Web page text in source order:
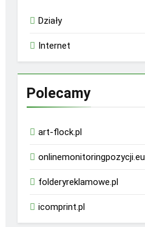
Działy
Internet
Polecamy
art-flock.pl
onlinemonitoringpozycji.eu
folderyreklamowe.pl
icomprint.pl